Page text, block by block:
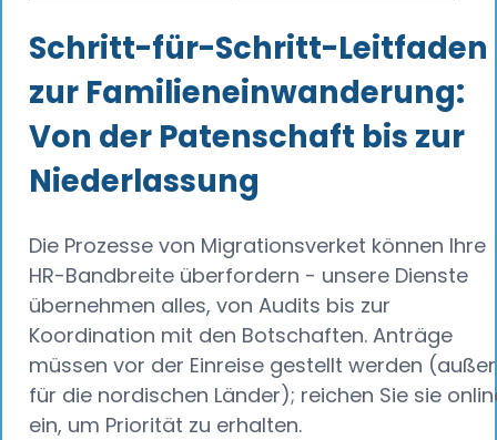
Schritt-für-Schritt-Leitfaden
zur Familieneinwanderung:
Von der Patenschaft bis zur
Niederlassung
Die Prozesse von Migrationsverket können Ihre
HR-Bandbreite überfordern - unsere Dienste
übernehmen alles, von Audits bis zur
Koordination mit den Botschaften. Anträge
müssen vor der Einreise gestellt werden (außer
für die nordischen Länder); reichen Sie sie
ein, um Priorität zu erhalten.